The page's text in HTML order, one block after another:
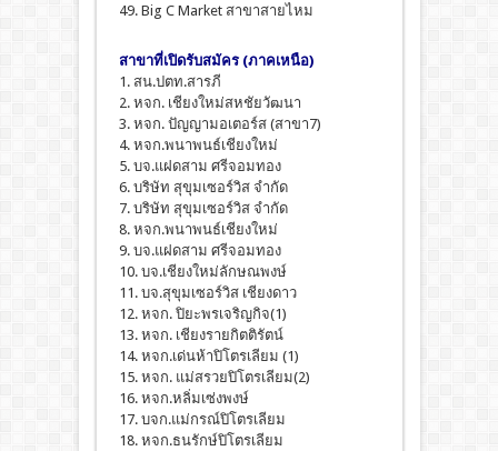
49. Big C Market สาขาสายไหม
สาขาที่เปิดรับสมัคร (ภาคเหนือ)
1. สน.ปตท.สารภี
2. หจก. เชียงใหม่สหชัยวัฒนา
3. หจก. ปัญญามอเตอร์ส (สาขา7)
4. หจก.พนาพนธ์เชียงใหม่
5. บจ.แฝดสาม ศรีจอมทอง
6. บริษัท สุขุมเซอร์วิส จำกัด
7. บริษัท สุขุมเซอร์วิส จำกัด
8. หจก.พนาพนธ์เชียงใหม่
9. บจ.แฝดสาม ศรีจอมทอง
10. บจ.เชียงใหม่ลักษณพงษ์
11. บจ.สุขุมเซอร์วิส เชียงดาว
12. หจก. ปิยะพรเจริญกิจ(1)
13. หจก. เชียงรายกิตติรัตน์
14. หจก.เด่นห้าปิโตรเลียม (1)
15. หจก. แม่สรวยปิโตรเลียม(2)
16. หจก.หลิ่มเซ่งพงษ์
17. บจก.แม่กรณ์ปิโตรเลียม
18. หจก.ธนรักษ์ปิโตรเลียม